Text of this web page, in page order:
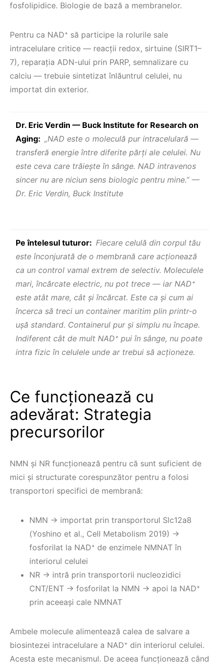
fosfolipidice. Biologie de bază a membranelor.
Pentru ca NAD⁺ să participe la rolurile sale
intracelulare critice — reacții redox, sirtuine (SIRT1–
7), reparația ADN-ului prin PARP, semnalizare cu
calciu — trebuie sintetizat înlăuntrul celulei, nu
importat din exterior.
Dr. Eric Verdin — Buck Institute for Research on
Aging: „NAD este o moleculă pur intracelulară —
transferă energie între diferite părți ale celulei. Nu
este ceva care trăieşte în sânge. NAD intravenos
sincer nu are niciun sens biologic pentru mine.” —
Dr. Eric Verdin, Buck Institute
Pe întelesul tuturor: Fiecare celulă din corpul tău
este înconjurată de o membrană care acționează
ca un control vamal extrem de selectiv. Moleculele
mari, încărcate electric, nu pot trece — iar NAD⁺
este atât mare, cât şi încărcat. Este ca şi cum ai
încerca să treci un container maritim plin printr-o
uşă standard. Containerul pur şi simplu nu încape.
Indiferent cât de mult NAD⁺ pui în sânge, nu poate
intra fizic în celulele unde ar trebui să acționeze.
Ce funcționează cu
adevărat: Strategia
precursorilor
NMN şi NR funcționează pentru că sunt suficient de
mici şi structurate corespunzător pentru a folosi
transportori specifici de membrană:
NMN → importat prin transportorul Slc12a8
(Yoshino et al., Cell Metabolism 2019) →
fosforilat la NAD⁺ de enzimele NMNAT în
interiorul celulei
NR → intră prin transportorii nucleozidici
CNT/ENT → fosforilat la NMN → apoi la NAD⁺
prin aceeaşi cale NMNAT
Ambele molecule alimentează calea de salvare a
biosintezei intracelulare a NAD⁺ din interiorul celulei.
Acesta este mecanismul. De aceea funcționează când